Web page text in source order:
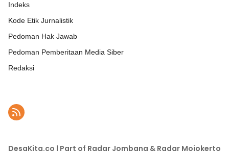
Indeks
Kode Etik Jurnalistik
Pedoman Hak Jawab
Pedoman Pemberitaan Media Siber
Redaksi
DesaKita.co | Part of Radar Jombang & Radar Mojokerto